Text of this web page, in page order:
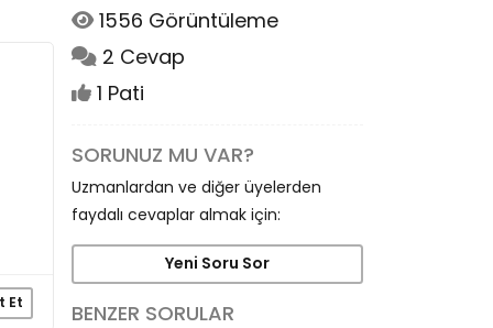
Et
1556 Görüntüleme
2 Cevap
1 Pati
SORUNUZ MU VAR?
Uzmanlardan ve diğer üyelerden
faydalı cevaplar almak için:
Yeni Soru Sor
BENZER SORULAR